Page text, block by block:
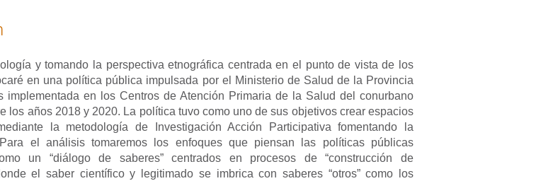
y tomando la perspectiva etnográfica centrada en el punto de vista de los
en una política pública impulsada por el Ministerio de Salud de la Provincia
implementada en los Centros de Atención Primaria de la Salud del conurbano
los años 2018 y 2020. La política tuvo como uno de sus objetivos crear espacios
la metodología de Investigación Acción Participativa fomentando la
el análisis tomaremos los enfoques que piensan las políticas públicas
un “diálogo de saberes” centrados en procesos de “construcción de
el saber científico y legitimado se imbrica con saberes “otros” como los